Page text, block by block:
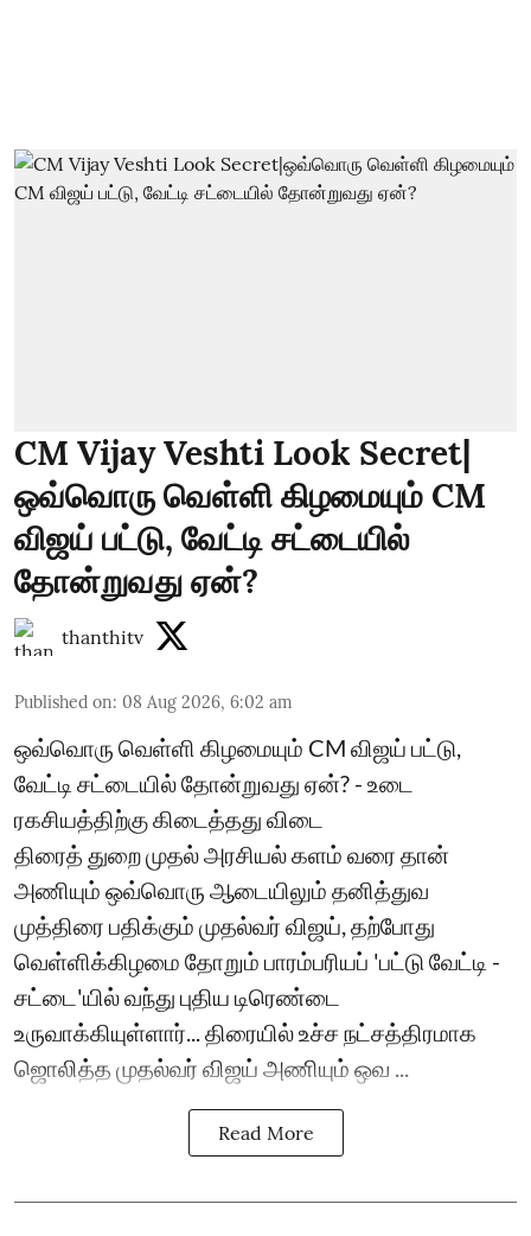
CM Vijay Veshti Look Secret|
ஒவ்வொரு வெள்ளி கிழமையும் CM
விஜய் பட்டு, வேட்டி சட்டையில்
தோன்றுவது ஏன்?
thanthitv
Published on: 08 Aug 2026, 6:02 am
ஒவ்வொரு வெள்ளி கிழமையும் CM விஜய் பட்டு,
வேட்டி சட்டையில் தோன்றுவது ஏன்? - உடை
ரகசியத்திற்கு கிடைத்தது விடை
திரைத் துறை முதல் அரசியல் களம் வரை தான்
அணியும் ஒவ்வொரு ஆடையிலும் தனித்துவ
முத்திரை பதிக்கும் முதல்வர் விஜய், தற்போது
வெள்ளிக்கிழமை தோறும் பாரம்பரியப் 'பட்டு வேட்டி -
சட்டை'யில் வந்து புதிய டிரெண்டை
உருவாக்கியுள்ளார்... திரையில் உச்ச நட்சத்திரமாக
ஜொலித்த முதல்வர் விஜய் அணியும் ஒவ ...
Read More